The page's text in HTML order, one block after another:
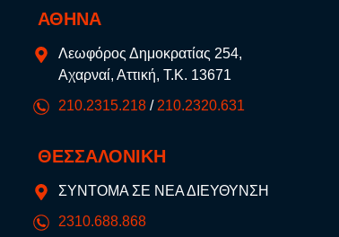
ΑΘΗΝΑ
Λεωφόρος Δημοκρατίας 254,
Αχαρναί, Αττική, Τ.Κ. 13671
210.2315.218 / 210.2320.631
ΘΕΣΣΑΛΟΝΙΚΗ
ΣΥΝΤΟΜΑ ΣΕ ΝΕΑ ΔΙΕΥΘΥΝΣΗ
2310.688.868